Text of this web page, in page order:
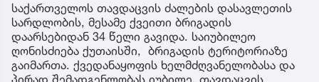
საქართველოს თავდაცვის ძალების დასავლეთის
სარდლობის, მესამე ქვეითი ბრიგადის
დაარსებიდან 34 წელი გავიდა. საიუბილეო
ღონისძიება ქუთაისში, ბრიგადის ტერიტორიაზე
გაიმართა. ქვედანაყოფის ხელმძღვანელობასა და